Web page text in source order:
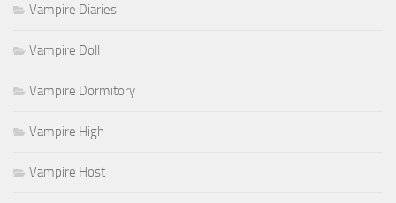
Vampire Diaries
Vampire Doll
Vampire Dormitory
Vampire High
Vampire Host